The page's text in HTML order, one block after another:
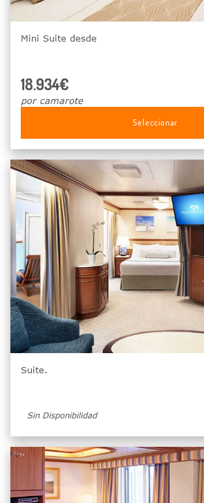
Mini Suite desde
18.934€
por camarote
Seleccionar
Suite.
Sin Disponibilidad